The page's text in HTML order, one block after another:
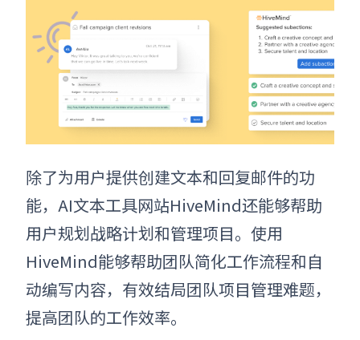
除了为用户提供创建文本和回复邮件的功
能， AI文本工具网站HiveMind还能够帮助
用户规划战略计划和管理项目。使用
HiveMind能够帮助团队简化工作流程和自
动编写内容，有效结局团队项目管理难题，
提高团队的工作效率。